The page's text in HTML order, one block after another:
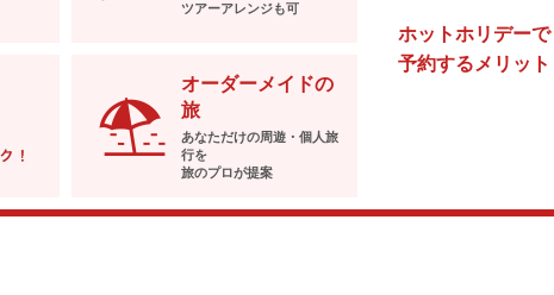
ホットホリデーで
予約するメリット
ツアーアレンジも可
オーダーメイドの
旅
あなただけの周遊・個人旅
行を
旅のプロが提案